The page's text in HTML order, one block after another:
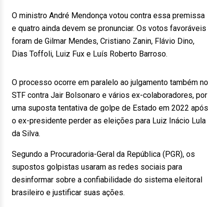
O ministro André Mendonça votou contra essa premissa
e quatro ainda devem se pronunciar. Os votos favoráveis
foram de Gilmar Mendes, Cristiano Zanin, Flávio Dino,
Dias Toffoli, Luiz Fux e Luís Roberto Barroso.
O processo ocorre em paralelo ao julgamento também no
STF contra Jair Bolsonaro e vários ex-colaboradores, por
uma suposta tentativa de golpe de Estado em 2022 após
o ex-presidente perder as eleições para Luiz Inácio Lula
da Silva.
Segundo a Procuradoria-Geral da República (PGR), os
supostos golpistas usaram as redes sociais para
desinformar sobre a confiabilidade do sistema eleitoral
brasileiro e justificar suas ações.